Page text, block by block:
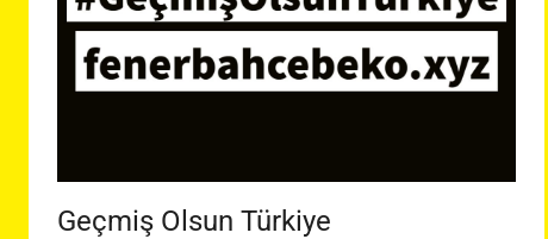
Geçmiş Olsun Türkiye